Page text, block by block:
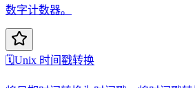
数字计数器。
🗓️Unix 时间戳转换